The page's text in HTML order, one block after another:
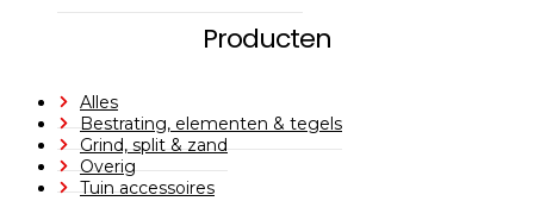
Producten
Alles
Bestrating, elementen & tegels
Grind, split & zand
Overig
Tuin accessoires